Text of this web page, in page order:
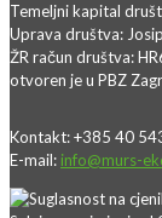
Temeljni kapital
Uprava društva:
ŽR račun društva:
otvoren je u PBZ
Kontakt: +385 40
E-mail: info@murs-